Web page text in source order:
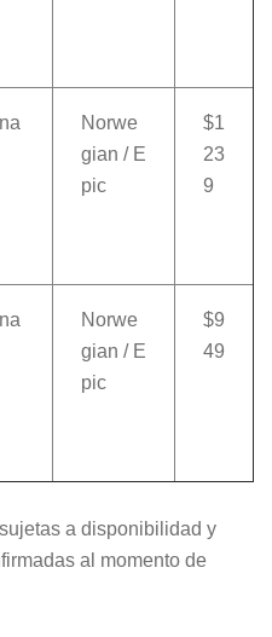
Norwe
gian / E
pic
$1
23
9
Norwe
gian / E
pic
$9
49
a disponibilidad y
al momento de